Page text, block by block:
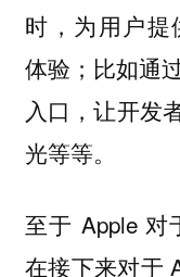
时，为用户提
体验；比如通
入口，让开发
光等等。
至于 Apple 对
在接下来对于